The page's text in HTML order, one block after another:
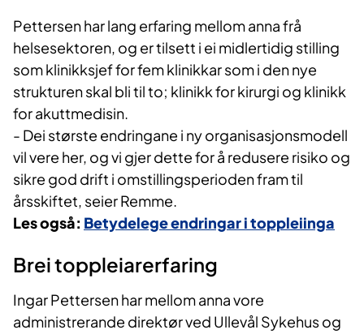
Pettersen har lang erfaring mellom anna frå
helsesektoren, og er tilsett i ei midlertidig stilling
som klinikksjef for fem klinikkar som i den nye
strukturen skal bli til to; klinikk for kirurgi og klinikk
for akuttmedisin.
- Dei største endringane i ny organisasjonsmodell
vil vere her, og vi gjer dette for å redusere risiko og
sikre god drift i omstillingsperioden fram til
årsskiftet, seier Remme.
Les også: Betydelege endringar i toppleiinga
Brei toppleiarerfaring
Ingar Pettersen har mellom anna vore
administrerande direktør ved Ullevål Sykehus og